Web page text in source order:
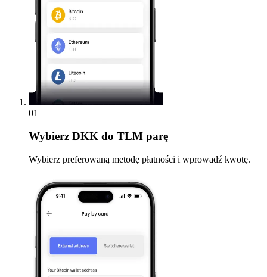
01
Wybierz DKK do TLM parę
Wybierz preferowaną metodę płatności i wprowadź kwotę.